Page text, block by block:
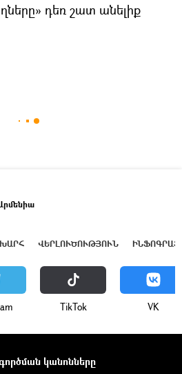
դեռ շատ անելիք
ՎԵՐԼՈՒԾՈՒԹՅՈՒՆ
ТikТоk VK
կանոնները